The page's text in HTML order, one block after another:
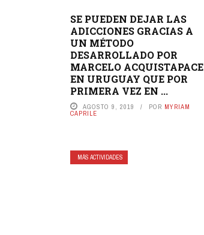
SE PUEDEN DEJAR LAS
ADICCIONES GRACIAS A
UN MÉTODO
DESARROLLADO POR
MARCELO ACQUISTAPACE
EN URUGUAY QUE POR
PRIMERA VEZ EN ...
AGOSTO 9, 2019 POR MYRIAM
CAPRILE
MÁS ACTIVIDADES